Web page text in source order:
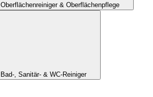
Oberflächenreiniger & Oberflächenpflege
Bad-, Sanitär- & WC-Reiniger